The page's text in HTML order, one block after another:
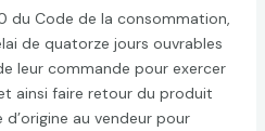
du Code de la consommation,
de quatorze jours ouvrables
leur commande pour exercer
ainsi faire retour du produit
au vendeur pour